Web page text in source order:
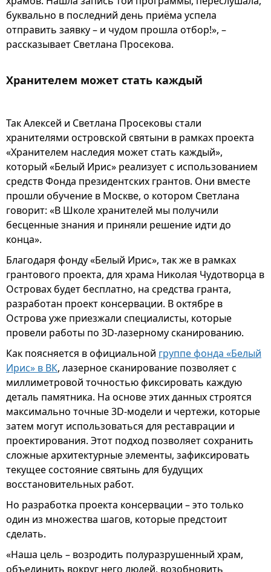
буквально в последний день приёма успела
отправить заявку – и чудом прошла отбор!», –
рассказывает Светлана Просекова.
Хранителем может стать каждый
Так Алексей и Светлана Просековы стали
хранителями островской святыни в рамках проекта
«Хранителем наследия может стать каждый»,
который «Белый Ирис» реализует с использованием
средств Фонда президентских грантов. Они вместе
прошли обучение в Москве, о котором Светлана
говорит: «В Школе хранителей мы получили
бесценные знания и приняли решение идти до
конца».
Благодаря фонду «Белый Ирис», так же в рамках
грантового проекта, для храма Николая Чудотворца в
Островах будет бесплатно, на средства гранта,
разработан проект консервации. В октябре в
Острова уже приезжали специалисты, которые
провели работы по 3D-лазерному сканированию.
Как поясняется в официальной группе фонда «Белый
Ирис» в ВК, лазерное сканирование позволяет с
миллиметровой точностью фиксировать каждую
деталь памятника. На основе этих данных строятся
максимально точные 3D-модели и чертежи, которые
затем могут использоваться для реставрации и
проектирования. Этот подход позволяет сохранить
сложные архитектурные элементы, зафиксировать
текущее состояние святынь для будущих
восстановительных работ.
Но разработка проекта консервации – это только
один из множества шагов, которые предстоит
сделать.
«Наша цель – возродить полуразрушенный храм,
объединить вокруг него людей, возобновить